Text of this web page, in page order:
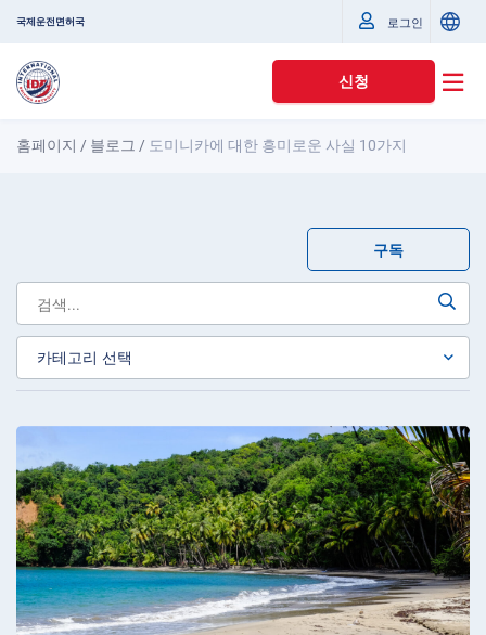
국제운전면허국 로그인
신청
홈페이지 / 블로그 / 도미니카에 대한 흥미로운 사실 10가지
구독